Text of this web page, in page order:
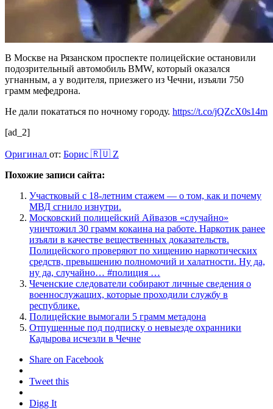
В Москве на Рязанском проспекте полицейские остановили
подозрительный автомобиль BMW, который оказался
угнанным, а у водителя, приезжего из Чечни, изъяли 750
грамм мефедрона.
Не дали покататься по ночному городу. https://t.co/jQZcX0s14m
[ad_2]
Оригинал от: Борис 🇷🇺 Z
Похожие записи сайта:
Участковый с 18-летним стажем — о том, как и почему
МВД сгнило изнутри.
Московский полицейский Айвазов «случайно»
уничтожил 30 грамм кокаина на работе. Наркотик ранее
изъяли в качестве вещественных доказательств.
Полицейского проверяют по хищению наркотических
средств, превышению полномочий и халатности. Ну да,
ну да, случайно… #полиция …
Чеченские следователи собирают личные сведения о
военнослужащих, которые проходили службу в
республике.
Полицейские вымогали 5 грамм метадона
Отпущенные под подписку о невыезде охранники
Кадырова исчезли в Чечне
Share on Facebook
Tweet this
Digg It